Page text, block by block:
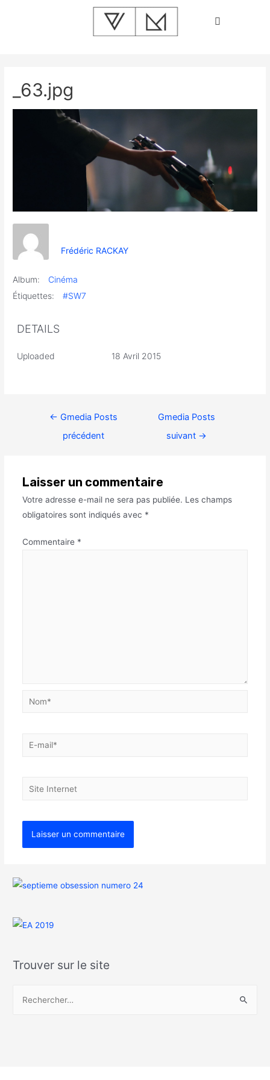
_63.jpg
Frédéric RACKAY
Album:
Cinéma
Étiquettes:
#SW7
DETAILS
Uploaded 18 Avril 2015
← Gmedia Posts
précédent
Gmedia Posts
suivant →
Laisser un commentaire
Votre adresse e-mail ne sera pas publiée. Les champs
obligatoires sont indiqués avec *
Commentaire *
Trouver sur le site